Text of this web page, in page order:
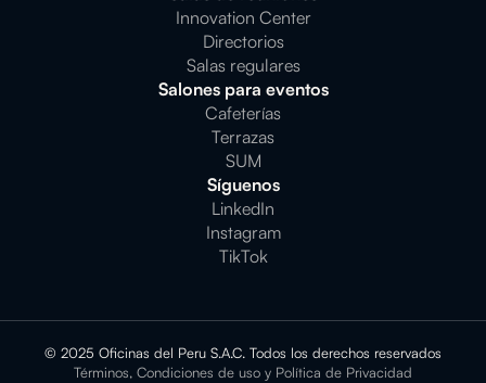
Innovation Center
Directorios
Salas regulares
Salones para eventos
Cafeterías
Terrazas
SUM
Síguenos
LinkedIn
Instagram
TikTok
© 2025 Oficinas del Peru S.A.C. Todos los derechos reservados
Términos, Condiciones de uso y Política de Privacidad